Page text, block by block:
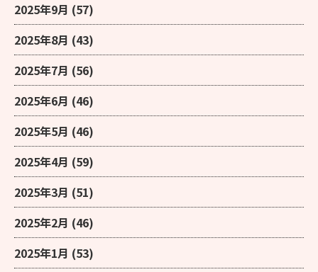
2025年9月 (57)
2025年8月 (43)
2025年7月 (56)
2025年6月 (46)
2025年5月 (46)
2025年4月 (59)
2025年3月 (51)
2025年2月 (46)
2025年1月 (53)